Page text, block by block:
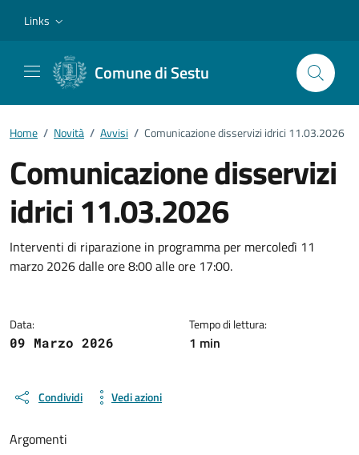
Links
Comune di Sestu
Home / Novità / Avvisi / Comunicazione disservizi idrici 11.03.2026
Comunicazione disservizi
idrici 11.03.2026
Dettagli della notizia
Interventi di riparazione in programma per mercoledì 11
marzo 2026 dalle ore 8:00 alle ore 17:00.
Data:
09 Marzo 2026
Tempo di lettura:
1 min
Condividi Vedi azioni
Argomenti